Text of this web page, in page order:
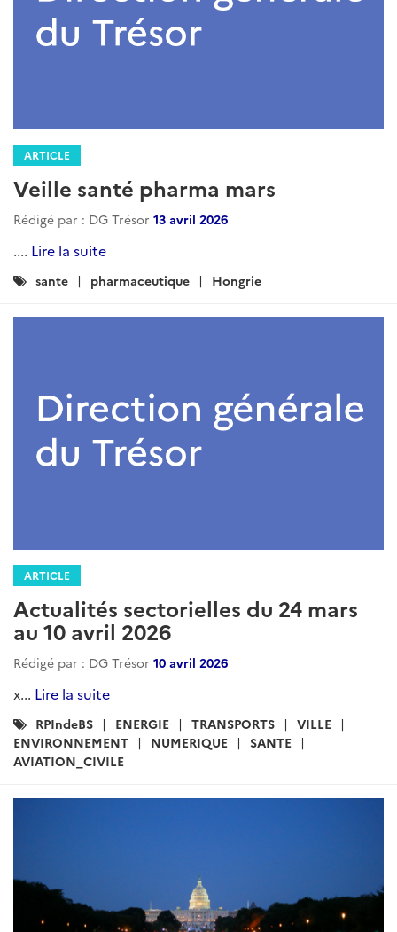
ARTICLE
Veille santé pharma mars
Rédigé par : DG Trésor 13 avril 2026
.... Lire la suite
Catégories
sante pharmaceutique Hongrie
ARTICLE
Actualités sectorielles du 24 mars
au 10 avril 2026
Rédigé par : DG Trésor 10 avril 2026
x... Lire la suite
Catégories
:
RPIndeBS ENERGIE TRANSPORTS
VILLE
ENVIRONNEMENT
NUMERIQUE
SANTE
AVIATION_CIVILE